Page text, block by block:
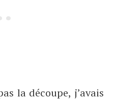
la découpe, j’avais